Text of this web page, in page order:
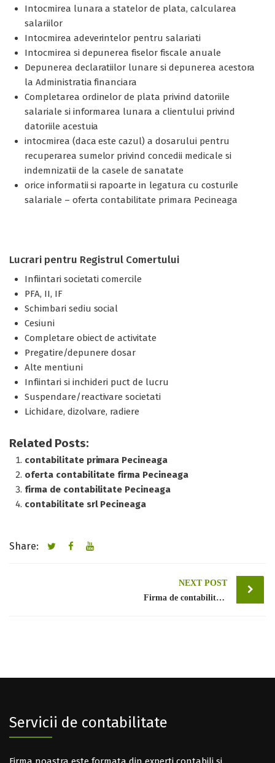
Intocmirea lunara a statelor de plata, calcularea
salariilor
Intocmirea adeverintelor pentru salariati
Intocmirea si depunerea fiselor fiscale anuale
Depunerea declaratiilor lunare si depunerea acestora
la Administratia financiara
Completarea ordinelor de plata privind datoriile
salariale si informarea lunara a clientului privind
datoriile acestuia
intocmirea (daca este cazul) a dosarului pentru
recuperarea sumelor privind concedii medicale si
indemnizatii de la casele de sanatate
orice informatii si rapoarte in legatura cu costurile
salariale – oferta contabilitate primara Pecineaga
Lucrari pentru Registrul Comertului
Infiintari societati comercile
PFA, II, IF
Schimbari sediu social
Cesiuni
Completare obiect de activitate
Pregatire/depunere dosar
Alte mentiuni
Infiintari si inchideri puct de lucru
Suspendare/reactivare societati
Lichidare, dizolvare, radiere
Related Posts:
contabilitate primara Pecineaga
oferta contabilitate firma Pecineaga
firma de contabilitate Pecineaga
contabilitate srl Pecineaga
Share:
NEXT POST
Firma de contabilitate Bucuresti sector 1
Servicii de contabilitate